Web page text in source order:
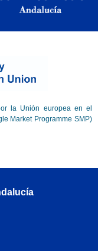
la Unión europea en el
Market Programme SMP)